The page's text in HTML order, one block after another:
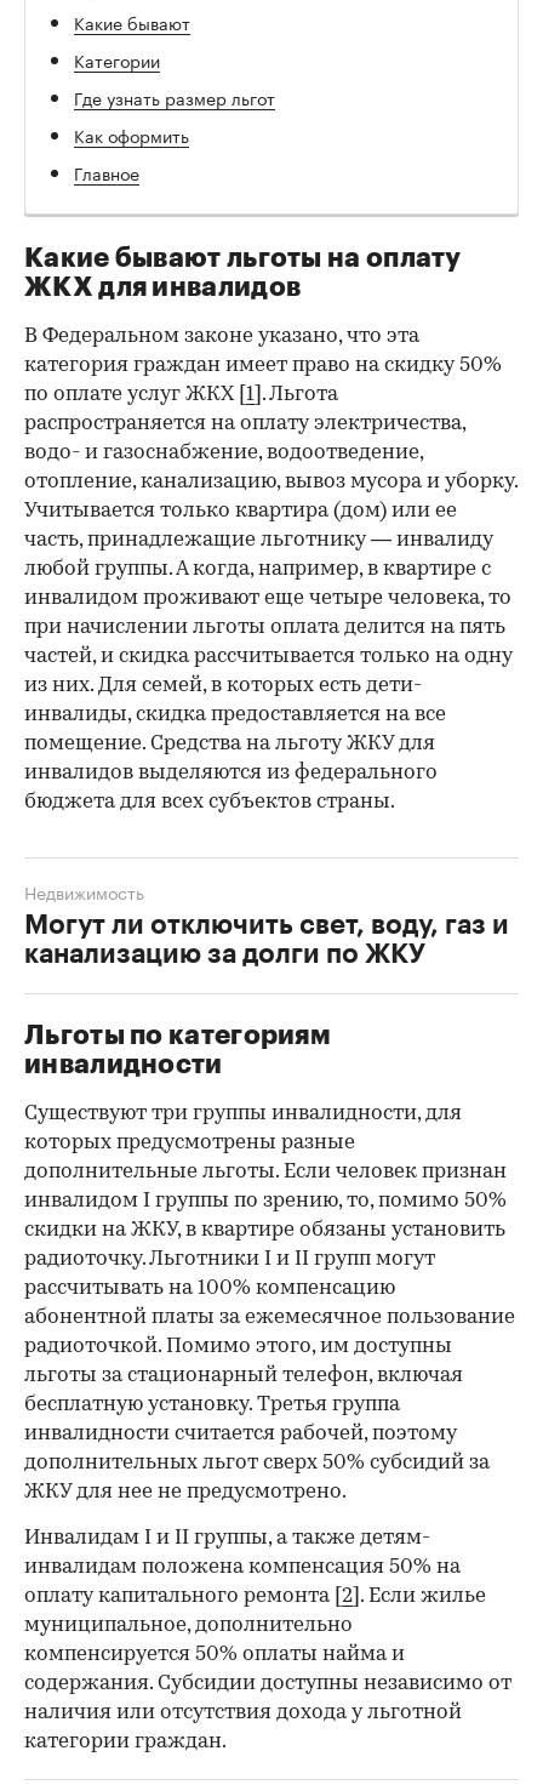
Какие бывают
Категории
Где узнать размер льгот
Как оформить
Главное
Какие бывают льготы на оплату
ЖКХ для инвалидов
В Федеральном законе указано, что эта
категория граждан имеет право на скидку 50%
по оплате услуг ЖКХ [ 1 ]. Льгота
распространяется на оплату электричества,
водо- и газоснабжение, водоотведение,
отопление, канализацию, вывоз мусора и уборку.
Учитывается только квартира (дом) или ее
часть, принадлежащие льготнику — инвалиду
любой группы. А когда, например, в квартире с
инвалидом проживают еще четыре человека, то
при начислении льготы оплата делится на пять
частей, и скидка рассчитывается только на одну
из них. Для семей, в которых есть дети-
инвалиды, скидка предоставляется на все
помещение. Средства на льготу ЖКУ для
инвалидов выделяются из федерального
бюджета для всех субъектов страны.
Могут ли отключить свет, воду, газ и
канализацию за долги по ЖКУ
Недвижимость
Льготы по категориям
инвалидности
Существуют три группы инвалидности, для
которых предусмотрены разные
дополнительные льготы. Если человек признан
инвалидом I группы по зрению, то, помимо 50%
скидки на ЖКУ, в квартире обязаны установить
радиоточку. Льготники I и II групп могут
рассчитывать на 100% компенсацию
абонентной платы за ежемесячное пользование
радиоточкой. Помимо этого, им доступны
льготы за стационарный телефон, включая
бесплатную установку. Третья группа
инвалидности считается рабочей, поэтому
дополнительных льгот сверх 50% субсидий за
ЖКУ для нее не предусмотрено.
Инвалидам I и II группы, а также детям-
инвалидам положена компенсация 50% на
оплату капитального ремонта [ 2 ]. Если жилье
муниципальное, дополнительно
компенсируется 50% оплаты найма и
содержания. Субсидии доступны независимо от
наличия или отсутствия дохода у льготной
категории граждан.